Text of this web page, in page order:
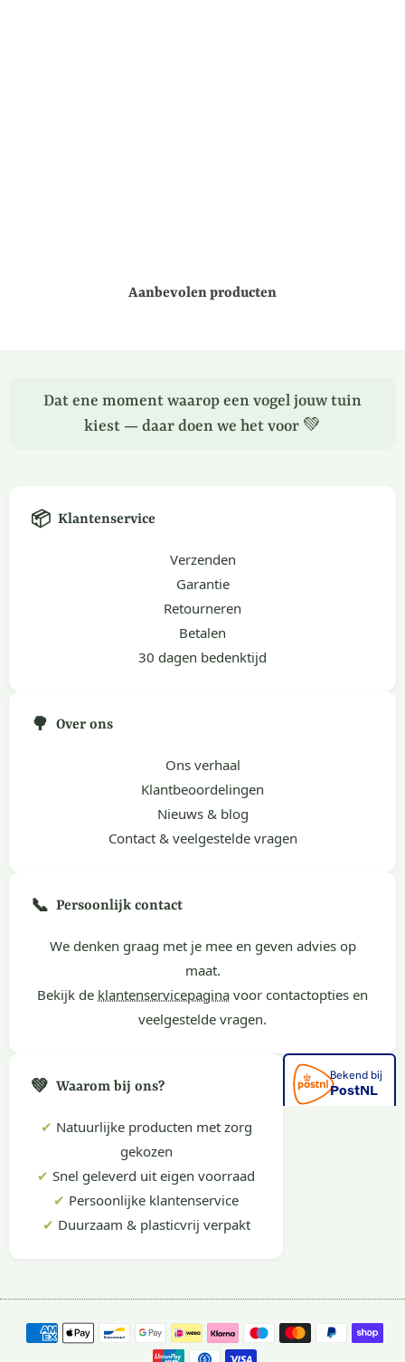
Aanbevolen producten
Dat ene moment waarop een vogel jouw tuin
kiest — daar doen we het voor 💚
📦 Klantenservice
Verzenden
Garantie
Retourneren
Betalen
30 dagen bedenktijd
🌳 Over ons
Ons verhaal
Klantbeoordelingen
Nieuws & blog
Contact & veelgestelde vragen
📞 Persoonlijk contact
We denken graag met je mee en geven advies op
maat.
Bekijk de klantenservicepagina voor contactopties en
veelgestelde vragen.
💚 Waarom bij ons?
✔ Natuurlijke producten met zorg
gekozen
✔ Snel geleverd uit eigen voorraad
✔ Persoonlijke klantenservice
✔ Duurzaam & plasticvrij verpakt